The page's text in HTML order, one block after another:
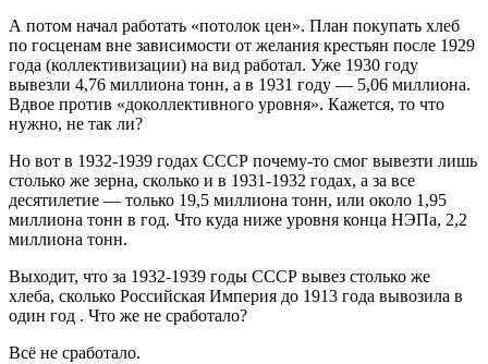
А потом начал работать «потолок цен». План покупать хлеб
по госценам вне зависимости от желания крестьян после 1929
года (коллективизации) на вид работал. Уже 1930 году
вывезли 4,76 миллиона тонн, а в 1931 году — 5,06 миллиона.
Вдвое против «доколлективного уровня». Кажется, то что
нужно, не так ли?
Но вот в 1932-1939 годах СССР почему-то смог вывезти лишь
столько же зерна, сколько и в 1931-1932 годах, а за все
десятилетие — только 19,5 миллиона тонн, или около 1,95
миллиона тонн в год. Что куда ниже уровня конца НЭПа, 2,2
миллиона тонн.
Выходит, что за 1932-1939 годы СССР вывез столько же
хлеба, сколько Российская Империя до 1913 года вывозила в
один год . Что же не сработало?
Всё не сработало.